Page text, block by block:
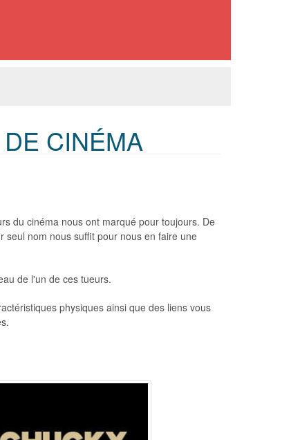
CINÉMA
du cinéma nous ont marqué pour toujours. De
seul nom nous suffit pour nous en faire une
de l'un de ces tueurs.
physiques ainsi que des liens vous